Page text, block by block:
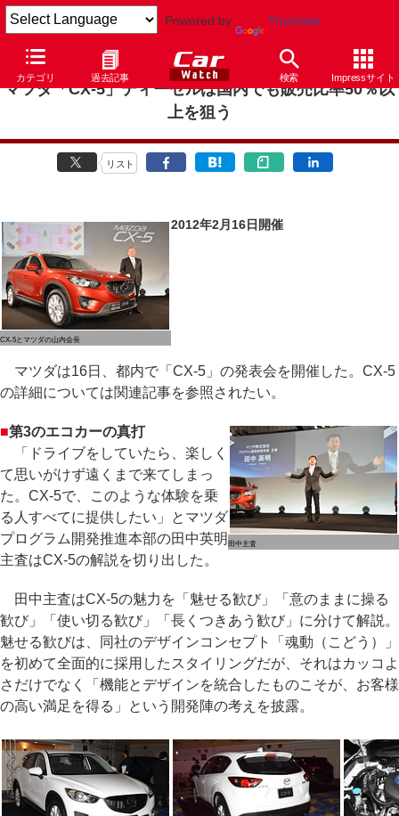
Powered by Translate
カテゴリ 過去記事 検索 Impressサイト
マツダ「CX-5」ディーゼルは国内でも販売比率50％以
上を狙う
リスト
CX-5とマツダの山内会長
2012年2月16日開催
マツダは16日、都内で「CX-5」の発表会を開催した。CX-5
の詳細については関連記事を参照されたい。
田中主査
■第3のエコカーの真打
「ドライブをしていたら、楽しく
て思いがけず遠くまで来てしまっ
た。CX-5で、このような体験を乗
る人すべてに提供したい」とマツダ
プログラム開発推進本部の田中英明
主査はCX-5の解説を切り出した。
田中主査はCX-5の魅力を「魅せる歓び」「意のままに操る
歓び」「使い切る歓び」「長くつきあう歓び」に分けて解説。
魅せる歓びは、同社のデザインコンセプト「魂動（こどう）」
を初めて全面的に採用したスタイリングだが、それはカッコよ
さだけでなく「機能とデザインを統合したものこそが、お客様
の高い満足を得る」という開発陣の考えを披露。